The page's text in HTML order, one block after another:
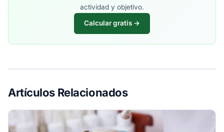
actividad y objetivo.
Calcular gratis →
Artículos Relacionados